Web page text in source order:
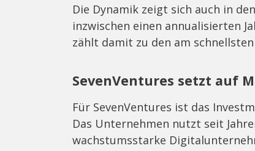
Die Dynamik zeigt sich auch in
inzwischen einen annualisierten
zählt damit zu den am
SevenVentures setzt auf
Für SevenVentures ist das
Das Unternehmen nutzt seit
wachstumsstarke